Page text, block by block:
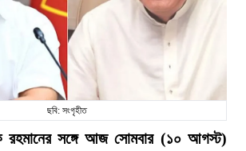
ছবি: সংগৃহীত
রহমানের সঙ্গে আজ সোমবার (১০ আগস্ট)